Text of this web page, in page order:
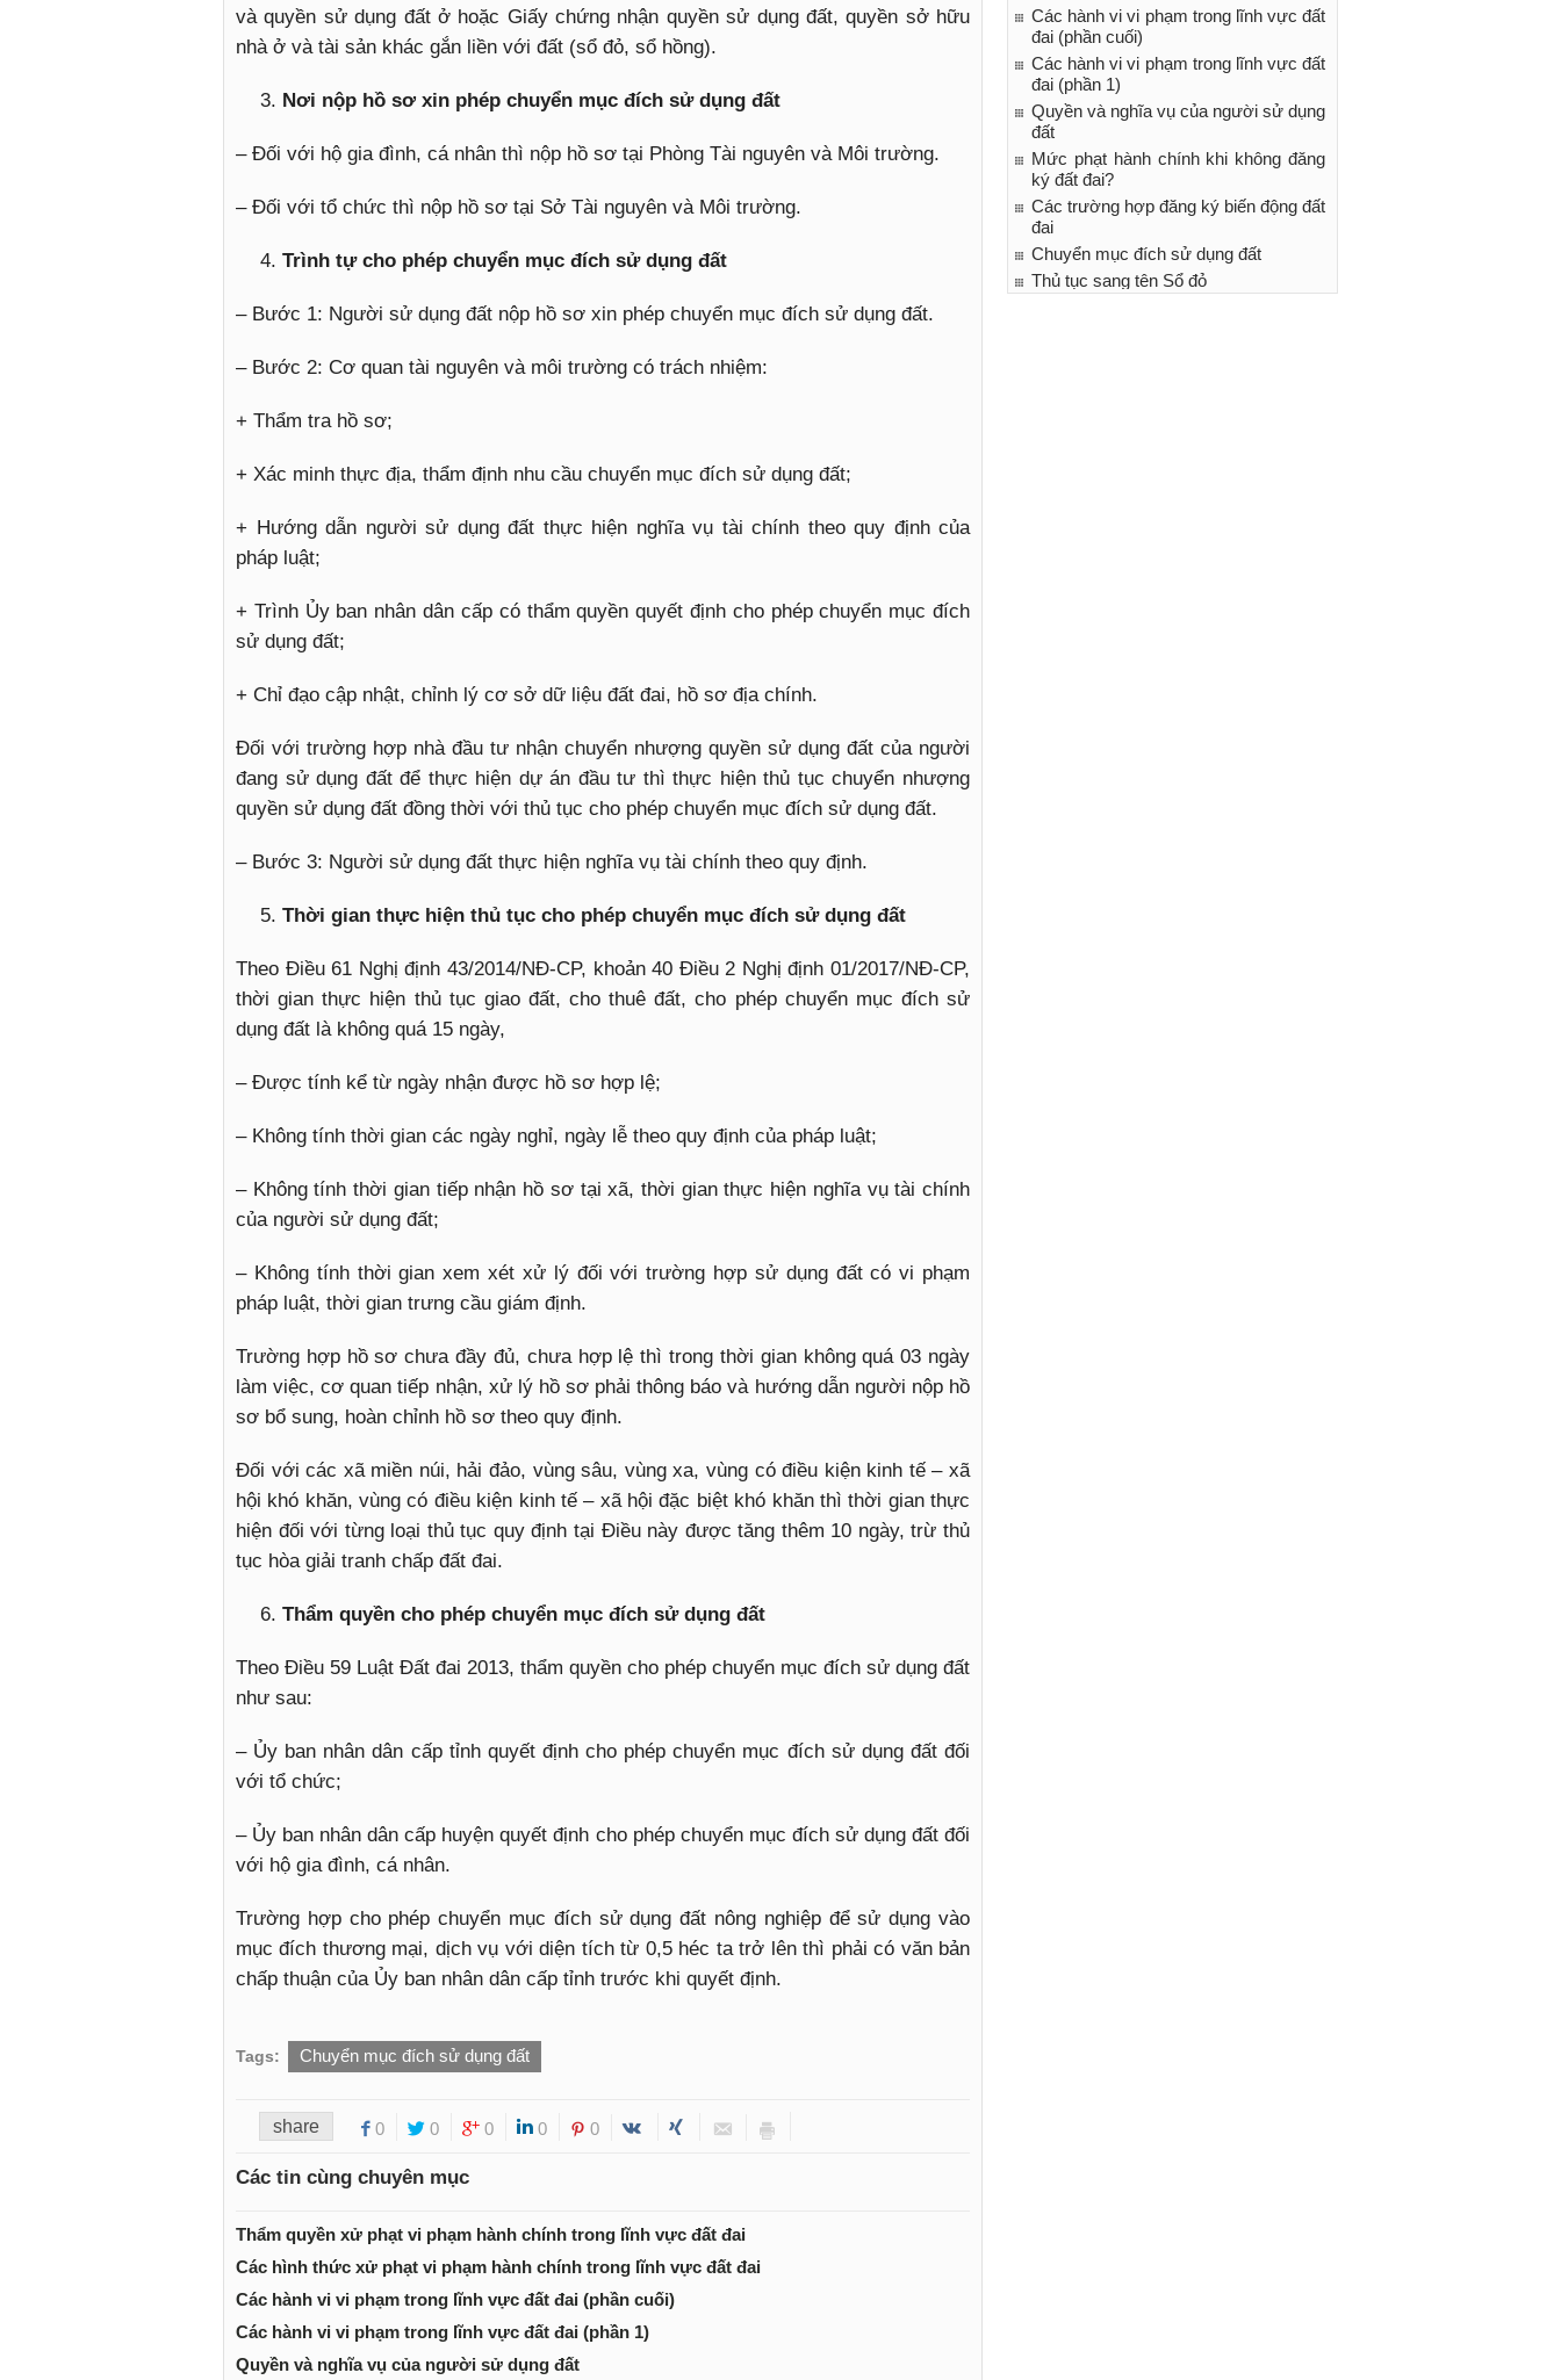
và quyền sử dụng đất ở hoặc Giấy chứng nhận quyền sử dụng đất, quyền sở hữu
nhà ở và tài sản khác gắn liền với đất (sổ đỏ, sổ hồng).
Nơi nộp hồ sơ xin phép chuyển mục đích sử dụng đất
– Đối với hộ gia đình, cá nhân thì nộp hồ sơ tại Phòng Tài nguyên và Môi trường.
– Đối với tổ chức thì nộp hồ sơ tại Sở Tài nguyên và Môi trường.
Trình tự cho phép chuyển mục đích sử dụng đất
– Bước 1: Người sử dụng đất nộp hồ sơ xin phép chuyển mục đích sử dụng đất.
– Bước 2: Cơ quan tài nguyên và môi trường có trách nhiệm:
+ Thẩm tra hồ sơ;
+ Xác minh thực địa, thẩm định nhu cầu chuyển mục đích sử dụng đất;
+ Hướng dẫn người sử dụng đất thực hiện nghĩa vụ tài chính theo quy định của
pháp luật;
+ Trình Ủy ban nhân dân cấp có thẩm quyền quyết định cho phép chuyển mục đích
sử dụng đất;
+ Chỉ đạo cập nhật, chỉnh lý cơ sở dữ liệu đất đai, hồ sơ địa chính.
Đối với trường hợp nhà đầu tư nhận chuyển nhượng quyền sử dụng đất của người
đang sử dụng đất để thực hiện dự án đầu tư thì thực hiện thủ tục chuyển nhượng
quyền sử dụng đất đồng thời với thủ tục cho phép chuyển mục đích sử dụng đất.
– Bước 3: Người sử dụng đất thực hiện nghĩa vụ tài chính theo quy định.
Thời gian thực hiện thủ tục cho phép chuyển mục đích sử dụng đất
Theo Điều 61 Nghị định 43/2014/NĐ-CP, khoản 40 Điều 2 Nghị định 01/2017/NĐ-CP,
thời gian thực hiện thủ tục giao đất, cho thuê đất, cho phép chuyển mục đích sử
dụng đất là không quá 15 ngày,
– Được tính kể từ ngày nhận được hồ sơ hợp lệ;
– Không tính thời gian các ngày nghỉ, ngày lễ theo quy định của pháp luật;
– Không tính thời gian tiếp nhận hồ sơ tại xã, thời gian thực hiện nghĩa vụ tài chính
của người sử dụng đất;
– Không tính thời gian xem xét xử lý đối với trường hợp sử dụng đất có vi phạm
pháp luật, thời gian trưng cầu giám định.
Trường hợp hồ sơ chưa đầy đủ, chưa hợp lệ thì trong thời gian không quá 03 ngày
làm việc, cơ quan tiếp nhận, xử lý hồ sơ phải thông báo và hướng dẫn người nộp hồ
sơ bổ sung, hoàn chỉnh hồ sơ theo quy định.
Đối với các xã miền núi, hải đảo, vùng sâu, vùng xa, vùng có điều kiện kinh tế – xã
hội khó khăn, vùng có điều kiện kinh tế – xã hội đặc biệt khó khăn thì thời gian thực
hiện đối với từng loại thủ tục quy định tại Điều này được tăng thêm 10 ngày, trừ thủ
tục hòa giải tranh chấp đất đai.
Thẩm quyền cho phép chuyển mục đích sử dụng đất
Theo Điều 59 Luật Đất đai 2013, thẩm quyền cho phép chuyển mục đích sử dụng đất
như sau:
– Ủy ban nhân dân cấp tỉnh quyết định cho phép chuyển mục đích sử dụng đất đối
với tổ chức;
– Ủy ban nhân dân cấp huyện quyết định cho phép chuyển mục đích sử dụng đất đối
với hộ gia đình, cá nhân.
Trường hợp cho phép chuyển mục đích sử dụng đất nông nghiệp để sử dụng vào
mục đích thương mại, dịch vụ với diện tích từ 0,5 héc ta trở lên thì phải có văn bản
chấp thuận của Ủy ban nhân dân cấp tỉnh trước khi quyết định.
Tags: Chuyển mục đích sử dụng đất
share 0 0 0 0 0
Các tin cùng chuyên mục
Thẩm quyền xử phạt vi phạm hành chính trong lĩnh vực đất đai
Các hình thức xử phạt vi phạm hành chính trong lĩnh vực đất đai
Các hành vi vi phạm trong lĩnh vực đất đai (phần cuối)
Các hành vi vi phạm trong lĩnh vực đất đai (phần 1)
Quyền và nghĩa vụ của người sử dụng đất
Các hành vi vi phạm trong lĩnh vực đất
đai (phần cuối)
Các hành vi vi phạm trong lĩnh vực đất
đai (phần 1)
Quyền và nghĩa vụ của người sử dụng
đất
Mức phạt hành chính khi không đăng
ký đất đai?
Các trường hợp đăng ký biến động đất
đai
Chuyển mục đích sử dụng đất
Thủ tục sang tên Sổ đỏ